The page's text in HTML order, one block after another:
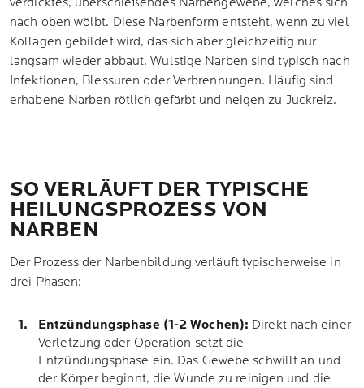
nach oben wölbt. Diese Narbenform entsteht, wenn zu viel
Kollagen gebildet wird, das sich aber gleichzeitig nur
langsam wieder abbaut. Wulstige Narben sind typisch nach
Infektionen, Blessuren oder Verbrennungen. Häufig sind
erhabene Narben rötlich gefärbt und neigen zu Juckreiz.
SO VERLÄUFT DER TYPISCHE
HEILUNGSPROZESS VON
NARBEN
Der Prozess der Narbenbildung verläuft typischerweise in
drei Phasen:
Entzündungsphase (1-2 Wochen): Direkt nach einer
Verletzung oder Operation setzt die
Entzündungsphase ein. Das Gewebe schwillt an und
der Körper beginnt, die Wunde zu reinigen und die